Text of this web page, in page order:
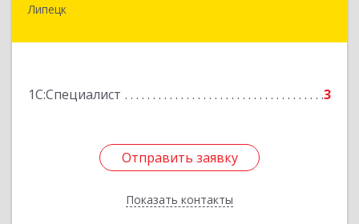
Липецк
1С:Специалист 3
Отправить заявку
Показать контакты
Отправить заявку
Назад